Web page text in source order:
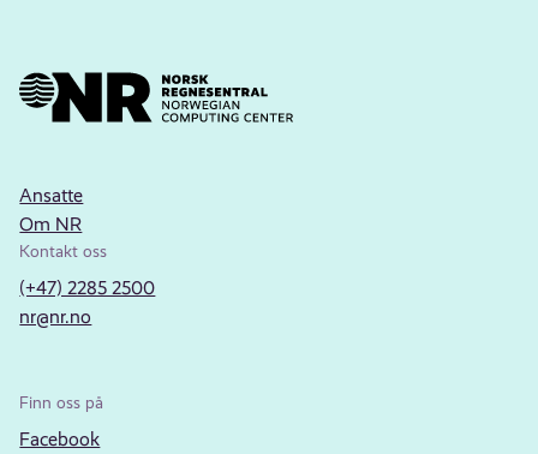
Ansatte
Om NR
Kontakt oss
(+47) 2285 2500
nr@nr.no
Finn oss på
Facebook